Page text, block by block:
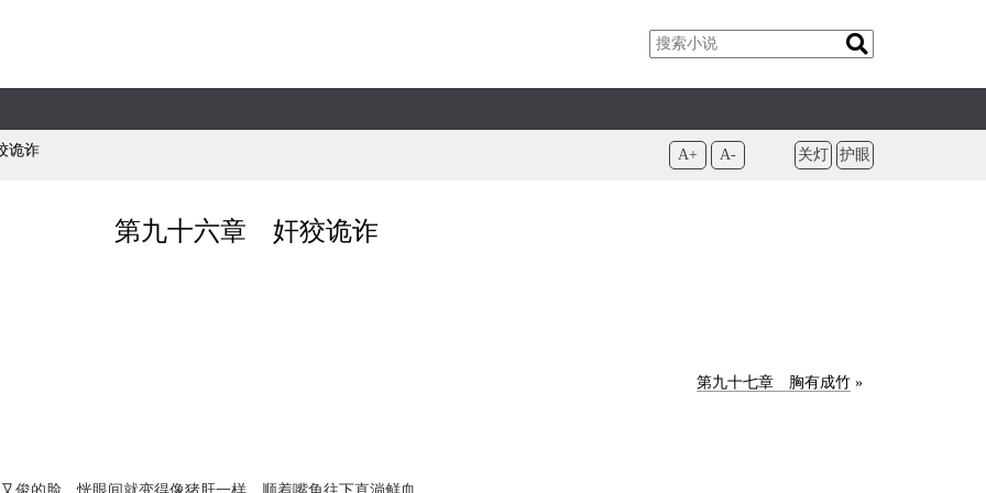
诡诈 A+ A- 护眼
关灯
第九十六章 奸狡诡诈
第九十七章 胸有成竹»